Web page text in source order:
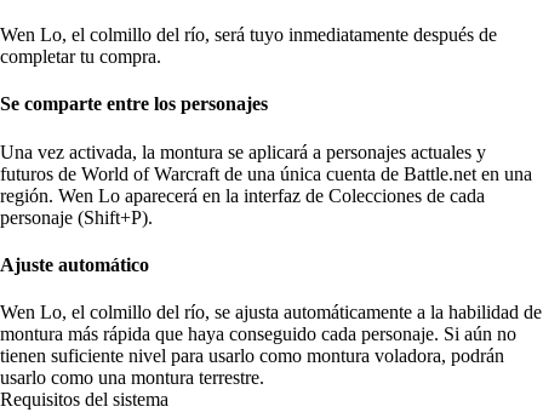
Wen Lo, el colmillo del río, será tuyo inmediatamente después de
completar tu compra.
Se comparte entre los personajes
Una vez activada, la montura se aplicará a personajes actuales y
futuros de World of Warcraft de una única cuenta de Battle.net en una
región. Wen Lo aparecerá en la interfaz de Colecciones de cada
personaje (Shift+P).
Ajuste automático
Wen Lo, el colmillo del río, se ajusta automáticamente a la habilidad de
montura más rápida que haya conseguido cada personaje. Si aún no
tienen suficiente nivel para usarlo como montura voladora, podrán
usarlo como una montura terrestre.
Requisitos del sistema